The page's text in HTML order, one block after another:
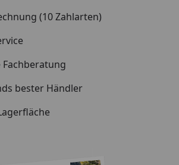
(10 Zahlarten)
Fachberatung
bester Händler